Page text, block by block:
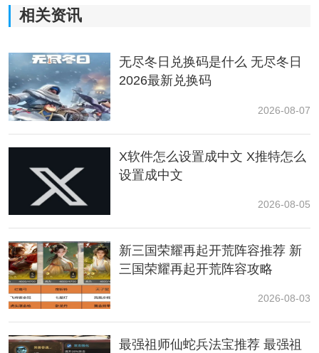
MRWC4444
MRWC5555
MRWC6666
MRWC7777
MRWC8888
MRWC9999
2、未知过期兑换码：
MRWCTTKX
MRWCZ101
3、7月通用码（2024.6.26过期）
相关资讯
无尽冬日兑换码是什么 无尽冬日
2026最新兑换码
2026-08-07
X软件怎么设置成中文 X推特怎么
设置成中文
2026-08-05
新三国荣耀再起开荒阵容推荐 新
三国荣耀再起开荒阵容攻略
2026-08-03
最强祖师仙蛇兵法宝推荐 最强祖